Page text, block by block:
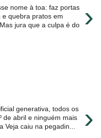
›
nome à toa: faz portas
quebra pratos em
jura que a culpa é do
›
generativa, todos os
de abril e ninguém mais
Veja caiu na pegadin...